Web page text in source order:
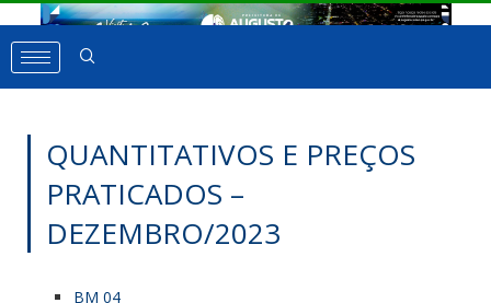
QUANTITATIVOS E PREÇOS
PRATICADOS –
DEZEMBRO/2023
BM 04